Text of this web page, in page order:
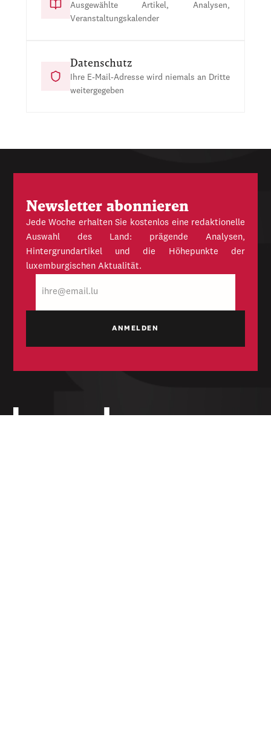
Ausgewählte Artikel, Analysen,
Veranstaltungskalender
Datenschutz
Ihre E-Mail-Adresse wird niemals an Dritte
weitergegeben
Newsletter abonnieren
Jede Woche erhalten Sie kostenlos eine redaktionelle
Auswahl des Land: prägende Analysen,
Hintergrundartikel und die Höhepunkte der
luxemburgischen Aktualität.
Mail